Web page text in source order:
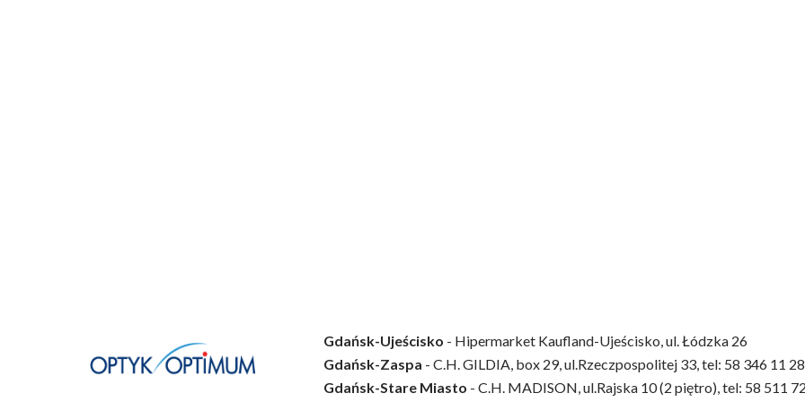
Gdańsk-Ujeścisko - Hipermarket Kaufland-Ujeścisko, ul. Łódzka 26
Gdańsk-Zaspa - C.H. GILDIA, box 29, ul.Rzeczpospolitej 33, tel: 58 346 11 28
Gdańsk-Stare Miasto - C.H. MADISON, ul.Rajska 10 (2 piętro), tel: 58 511